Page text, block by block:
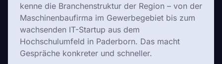
kenne die Branchenstruktur der Region – von der
Maschinenbaufirma im Gewerbegebiet bis zum
wachsenden IT-Startup aus dem
Hochschulumfeld in Paderborn. Das macht
Gespräche konkreter und schneller.